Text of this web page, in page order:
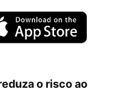
o risco ao